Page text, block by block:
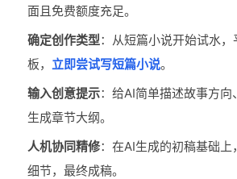
面且免费额度充足。
确定创作类型：从短篇小说开始试水
板， 立即尝试写短篇小说。
输入创意提示：给AI简单描述故事方
生成章节大纲。
人机协同精修：在AI生成的初稿基础
细节，最终成稿。